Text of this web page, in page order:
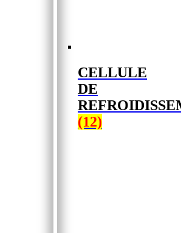
CELLULE
DE
(12)